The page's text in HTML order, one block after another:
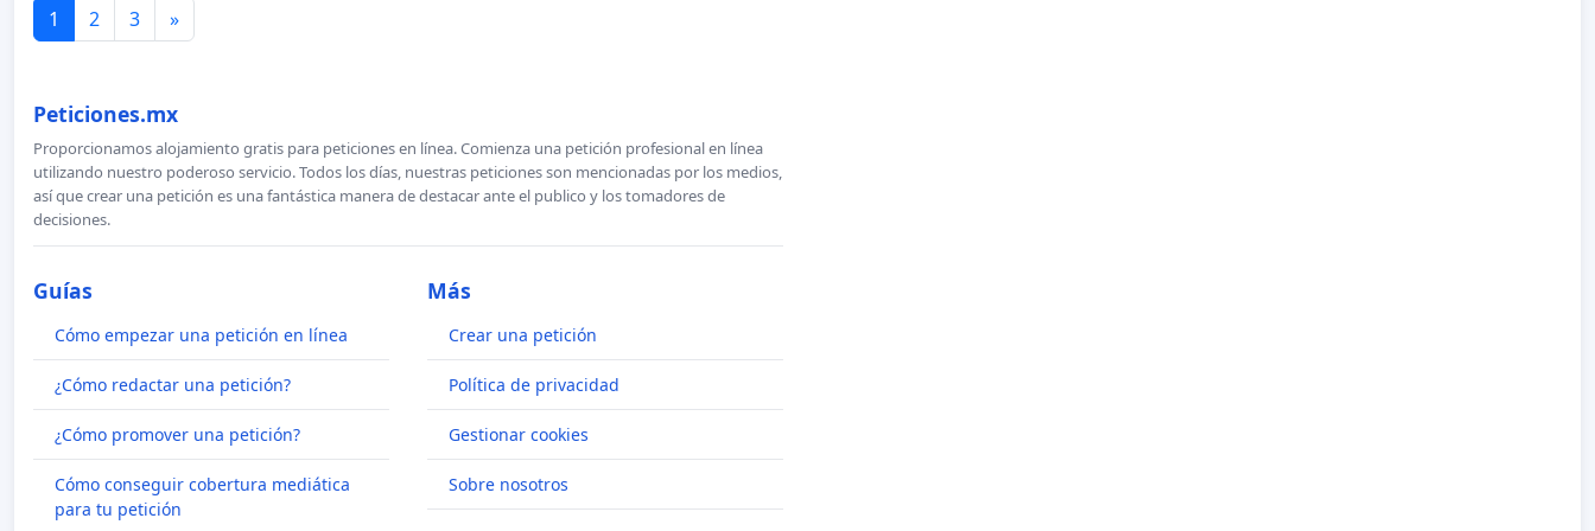
1 2 3 »
Peticiones.mx
Proporcionamos alojamiento gratis para peticiones en línea. Comienza una petición profesional en línea
utilizando nuestro poderoso servicio. Todos los días, nuestras peticiones son mencionadas por los medios,
así que crear una petición es una fantástica manera de destacar ante el publico y los tomadores de
decisiones.
Guías
Cómo empezar una petición en línea
¿Cómo redactar una petición?
¿Cómo promover una petición?
Cómo conseguir cobertura mediática
para tu petición
Más
Crear una petición
Política de privacidad
Gestionar cookies
Sobre nosotros